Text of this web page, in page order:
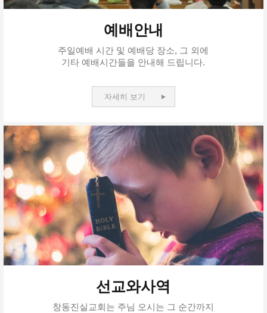
예배안내
주일예배 시간 및 예배당 장소, 그 외에
기타 예배시간들을 안내해 드립니다.
자세히 보기
선교와사역
창동진실교회는 주님 오시는 그 순간까지